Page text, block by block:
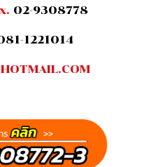
02-9308778
1221014